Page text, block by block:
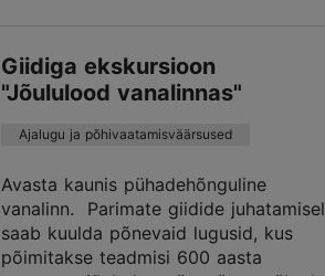
Giidiga ekskursioon
"Jõululood vanalinnas"
Ajalugu ja põhivaatamisväärsused
Avasta kaunis pühadehõnguline
vanalinn. Parimate giidide juhatamisel
saab kuulda põnevaid lugusid, kus
põimitakse teadmisi 600 aasta